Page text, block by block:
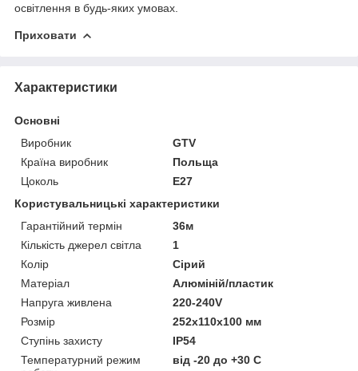
освітлення в будь-яких умовах.
Приховати
Характеристики
Основні
Виробник
GTV
Країна виробник
Польща
Цоколь
E27
Користувальницькі характеристики
Гарантійний термін
36м
Кількість джерел світла
1
Колір
Сірий
Матеріал
Алюміній/пластик
Напруга живлена
220-240V
Розмір
252х110х100 мм
Ступінь захисту
IP54
Температурний режим
від -20 до +30 C